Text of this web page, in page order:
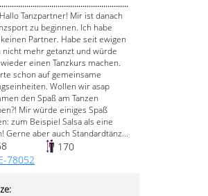
Hallo Tanzpartner! Mir ist danach
zu beginnen. Ich habe
Partner. Habe seit ewigen
nicht mehr getanzt und würde
einen Tanzkurs machen.
schon auf gemeinsame
Wollen wir asap
den Spaß am Tanzen
Mir würde einiges Spaß
zum Beispiel Salsa als eine
Gerne aber auch Standardtänz...
170
78052